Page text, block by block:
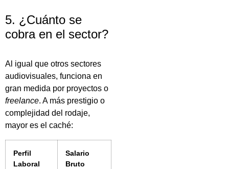
5. ¿Cuánto se
cobra en el sector?
Al igual que otros sectores
audiovisuales, funciona en
gran medida por proyectos o
freelance. A más prestigio o
complejidad del rodaje,
mayor es el caché:
Perfil
Laboral
Salario
Bruto